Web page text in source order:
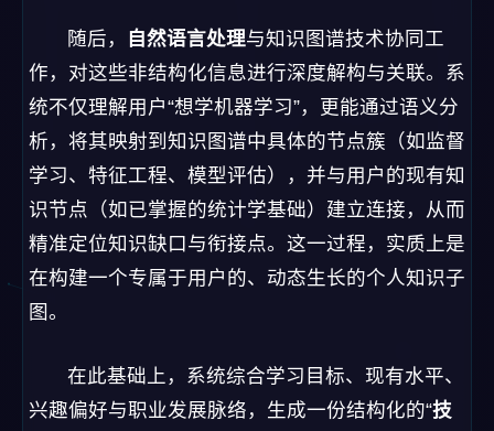
随后， 自然语言处理与知识图谱技术协同工
作，对这些非结构化信息进行深度解构与关联。系
统不仅理解用户“想学机器学习”，更能通过语义分
析，将其映射到知识图谱中具体的节点簇（如监督
学习、特征工程、模型评估），并与用户的现有知
识节点（如已掌握的统计学基础）建立连接，从而
精准定位知识缺口与衔接点。这一过程，实质上是
在构建一个专属于用户的、动态生长的个人知识子
图。
在此基础上，系统综合学习目标、现有水平、
兴趣偏好与职业发展脉络，生成一份结构化的“技